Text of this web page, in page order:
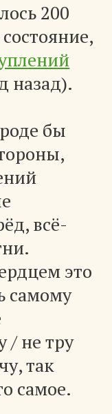
200
назад).
бы
всё-
это
самому
/ не тру
так
самое.